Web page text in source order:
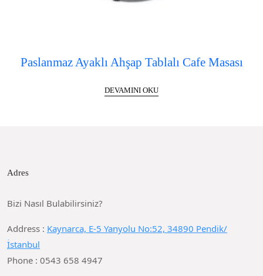
Paslanmaz Ayaklı Ahşap Tablalı Cafe Masası
DEVAMINI OKU
Adres
Bizi Nasıl Bulabilirsiniz?
Address : Kaynarca, E-5 Yanyolu No:52, 34890 Pendik/
İstanbul
Phone : 0543 658 4947